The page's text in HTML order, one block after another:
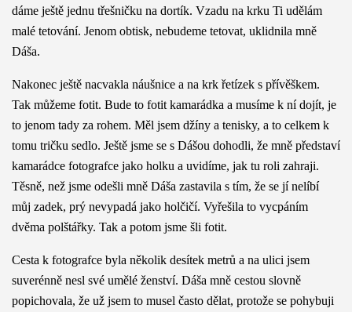
dáme ještě jednu třešničku na dortík. Vzadu na krku Ti udělám
malé tetování. Jenom obtisk, nebudeme tetovat, uklidnila mně
Dáša.
Nakonec ještě nacvakla náušnice a na krk řetízek s přívěškem.
Tak můžeme fotit. Bude to fotit kamarádka a musíme k ní dojít, je
to jenom tady za rohem. Měl jsem džíny a tenisky, a to celkem k
tomu tričku sedlo. Ještě jsme se s Dášou dohodli, že mně představí
kamarádce fotografce jako holku a uvidíme, jak tu roli zahraji.
Těsně, než jsme odešli mně Dáša zastavila s tím, že se jí nelíbí
můj zadek, prý nevypadá jako holčičí. Vyřešila to vycpáním
dvěma polštářky. Tak a potom jsme šli fotit.
Cesta k fotografce byla několik desítek metrů a na ulici jsem
suverénně nesl své umělé ženství. Dáša mně cestou slovně
popichovala, že už jsem to musel často dělat, protože se pohybuji